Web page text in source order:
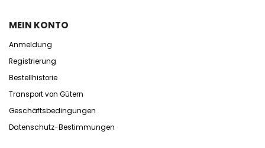
MEIN KONTO
Anmeldung
Registrierung
Bestellhistorie
Transport von Gütern
Geschäftsbedingungen
Datenschutz-Bestimmungen